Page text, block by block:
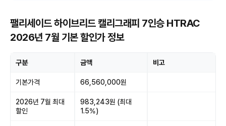
팰리세이드 하이브리드 캘리그래피 7인승 HTRAC
2026년 7월 기본 할인가 정보
구분 금액 비고
기본가격 66,560,000원
2026년 7월 최대
할인
983,243원 (최대
1.5%)